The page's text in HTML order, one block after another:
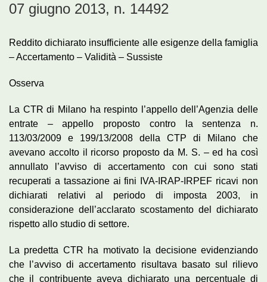
07 giugno 2013, n. 14492
Reddito dichiarato insufficiente alle esigenze della famiglia
– Accertamento – Validità – Sussiste
Osserva
La CTR di Milano ha respinto l’appello dell’Agenzia delle
entrate – appello proposto contro la sentenza n.
113/03/2009 e 199/13/2008 della CTP di Milano che
avevano accolto il ricorso proposto da M. S. – ed ha così
annullato l’avviso di accertamento con cui sono stati
recuperati a tassazione ai fini IVA-IRAP-IRPEF ricavi non
dichiarati relativi al periodo di imposta 2003, in
considerazione dell’acclarato scostamento del dichiarato
rispetto allo studio di settore.
La predetta CTR ha motivato la decisione evidenziando
che l’avviso di accertamento risultava basato sul rilievo
che il contribuente aveva dichiarato una percentuale di